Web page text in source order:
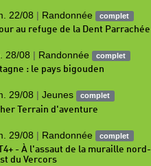
22/08 | Randonnée complet
au refuge de la Dent Parrachée
28/08 | Randonnée complet
: le pays bigouden
29/08 | Jeunes complet
Terrain d'aventure
29/08 | Randonnée complet
- À l'assaut de la muraille nord-
du Vercors